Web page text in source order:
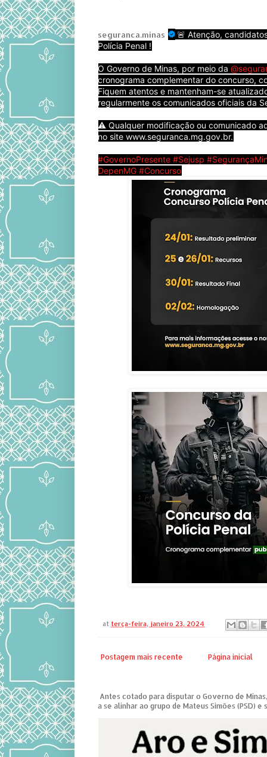
seguranca.minas
🚨 Atenção,
Polícia Penal !
O Governo de Minas, por meio da
cronograma complementar do concurso,
Fiquem atentos e mantenham-se
regularmente os comunicados oficiais da
⚠️ Qualquer modificação ou comunicado
no site www.seguranca.mg.gov.br.
#GovernoPresente #Sejusp
DepenMG #Concurso
at terça-feira, janeiro 23, 2024
Postagem mais recente Página inicial
Antes cotado para disputar o Governo de
a se alinhar ao grupo de Mateus Simões (PSD) e